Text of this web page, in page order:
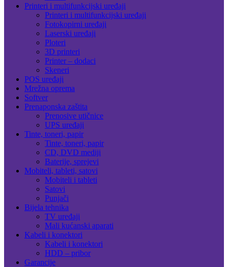
Printeri i multifunkcijski uređaji
Printeri i multifunkcijski uređaji
Fotokopirni uređaji
Laserski uređaji
Ploteri
3D printeri
Printer – dodaci
Skeneri
POS uređaji
Mrežna oprema
Softver
Prenaponska zaštita
Prenosive utičnice
UPS uređaji
Tinte, toneri, papir
Tinte, toneri, papir
CD, DVD mediji
Baterije, sprejevi
Mobiteli, tableti, satovi
Mobiteli i tableti
Satovi
Punjači
Bijela tehnika
TV uređaji
Mali kućanski aparati
Kabeli i konektori
Kabeli i konektori
HDD – pribor
Garancije